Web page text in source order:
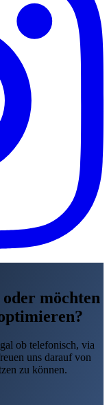
möchten
ob telefonisch, via
uns darauf von
zu können.